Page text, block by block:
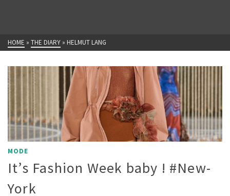
HOME » THE DIARY » HELMUT LANG
MODE
It’s Fashion Week baby ! #New-
York